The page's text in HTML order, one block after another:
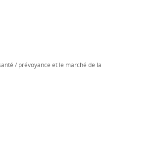
/ prévoyance et le marché de la